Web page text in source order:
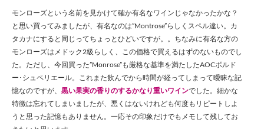
モンローズという名前を見かけて確か有名なワインじゃなかったかな？
と思い買ってみましたが、有名なのは”Montrose”らしくスペル違い。カ
タカナにすると同じってちょっとひどいですが。。ちなみに有名な方の
モンローズはメドック2級らしく、この価格で買えるはずのないものでし
た。ただし、今回買った”Monrose”も厳格な基準を満たしたAOCボルド
ー･シュペリエール。これまた飲んでから時間が経ってしまって曖昧な記
憶なのですが、 黒い果実の香りのするかなり重いワインでした。細かな
特徴は忘れてしまいましたが、悪くはないけれども何度もリピートしよ
うと思った記憶もありません。一応その印象だけでもメモして残してお